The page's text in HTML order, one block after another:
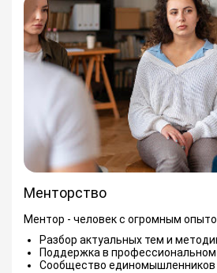
Менторство
Ментор - человек с огромным
Разбор актуальных тем и
Поддержка в профессиональном
Сообщество единомышленников